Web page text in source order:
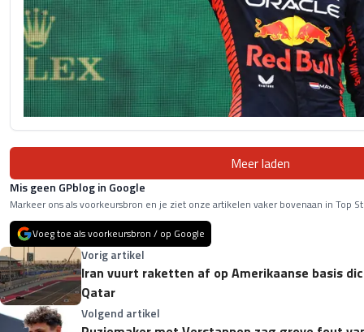
Meer laden
Mis geen GPblog in Google
Markeer ons als voorkeursbron en je ziet onze artikelen vaker bovenaan in Top
Voeg toe als voorkeursbron / op Google
Vorig artikel
Iran vuurt raketten af op Amerikaanse basis
Qatar
Volgend artikel